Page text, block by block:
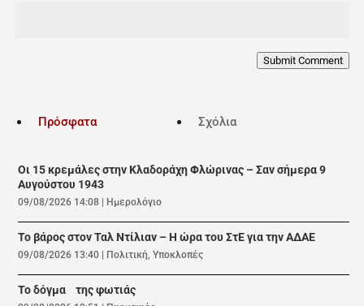
Submit Comment
Πρόσφατα Σχόλια
Οι 15 κρεμάλες στην Κλαδοράχη Φλώρινας – Σαν σήμερα 9
Αυγούστου 1943
09/08/2026 14:08 Ημερολόγιο
Το βάρος στον Ταλ Ντίλιαν – Η ώρα του ΣτΕ για την ΑΔΑΕ
09/08/2026 13:40 Πολιτική,Υποκλοπές
Το δόγμα της φωτιάς